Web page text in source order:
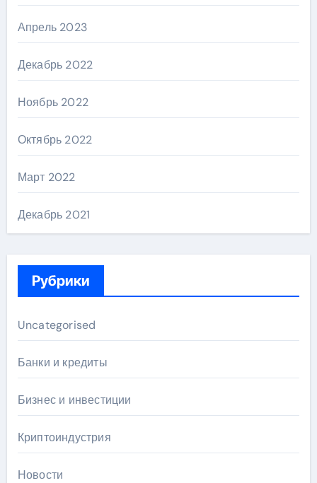
Апрель 2023
Декабрь 2022
Ноябрь 2022
Октябрь 2022
Март 2022
Декабрь 2021
Рубрики
Uncategorised
Банки и кредиты
Бизнес и инвестиции
Криптоиндустрия
Новости